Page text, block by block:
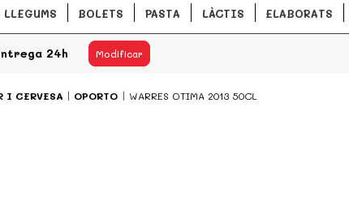
LLEGUMS BOLETS PASTA LÀCTIS ELABORATS
24h Modificar
I CERVESA OPORTO WARRES OTIMA 2013 50CL